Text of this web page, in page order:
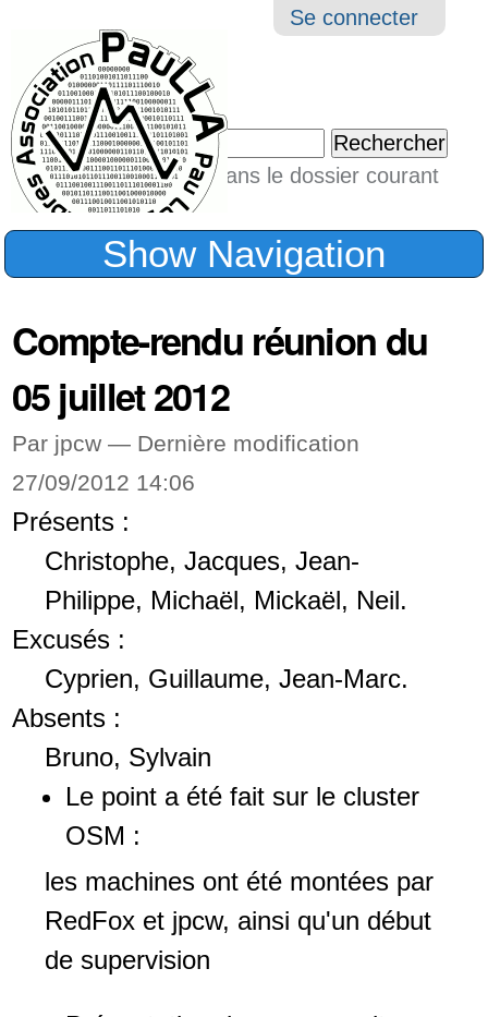
Outils
Se connecter
Chercher par
Seulement dans le dossier courant
Recherche
Show Navigation
Compte-rendu réunion du
05 juillet 2012
Par jpcw — Dernière modification
27/09/2012 14:06
Présents :
Christophe, Jacques, Jean-
Philippe, Michaël, Mickaël, Neil.
Excusés :
Cyprien, Guillaume, Jean-Marc.
Absents :
Bruno, Sylvain
Le point a été fait sur le cluster
OSM :
les machines ont été montées par
RedFox et jpcw, ainsi qu'un début
de supervision